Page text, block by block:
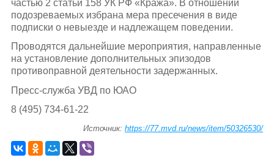
частью 2 статьи 158 УК РФ «Кража». В отношении
подозреваемых избрана мера пресечения в виде
подписки о невыезде и надлежащем поведении.
Проводятся дальнейшие мероприятия, направленные
на установление дополнительных эпизодов
противоправной деятельности задержанных.
Пресс-служба УВД по ЮАО
8 (495) 734-61-22
Источник:https://77.mvd.ru/news/item/50326530/